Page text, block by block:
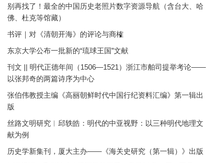
别再找了！最全的中国历史老照片数字资源导航（含台大、哈
佛、杜克等馆藏）
书评｜对《清朝开海》的评论与商榷
东京大学公布一批新的“琉球王国”文献
刊文 || 明代正德年间（1506—1521）浙江市舶司提举考论——
以张邦奇的两篇诗序为中心
张伯伟教授主编《高丽朝鲜时代中国行纪资料汇编》第一辑出
版
丝路文明研究︱邱轶皓：明代的中亚视野：以三种明代地理文
献为例
历史学新集刊，厦大主办——《海关史研究（第一辑）》出版